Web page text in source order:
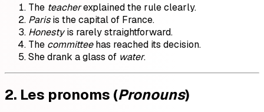
The teacherexplained the rule clearly.
Parisis the capital of France.
Honestyis rarely straightforward.
The committeehas reached its decision.
She drank a glass of water.
2. Les pronoms (Pronouns)